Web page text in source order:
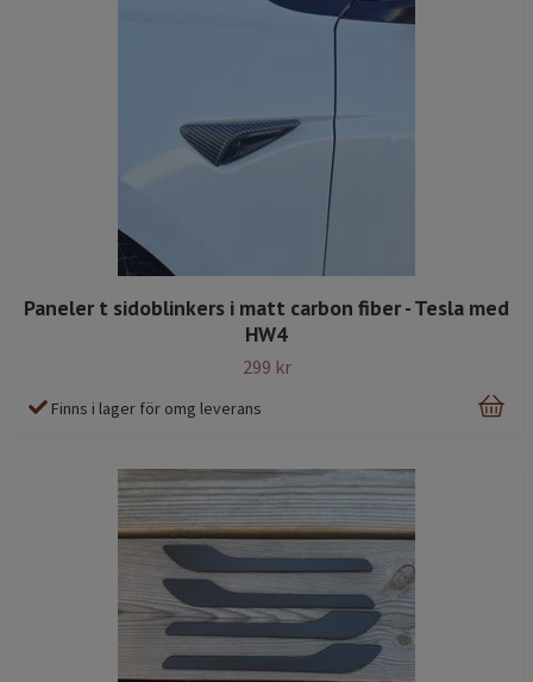
Paneler t sidoblinkers i matt carbon fiber - Tesla med
HW4
299 kr
Finns i lager för omg leverans